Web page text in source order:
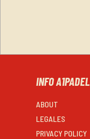
INFO A1PADEL
ABOUT
LEGALES
PRIVACY POLICY